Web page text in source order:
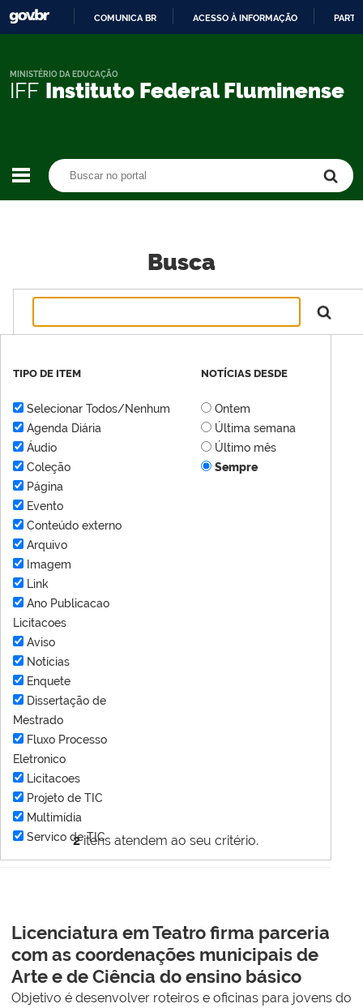
CONTEÚDO
COMUNICA BR ACESSO À INFORMAÇÃO
IFF Instituto Federal Fluminense
MINISTÉRIO DA EDUCAÇÃO
Busca
2itens atendem ao seu critério.
TIPO DE ITEM
Selecionar Todos/Nenhum
Agenda Diária
Áudio
Coleção
Página
Evento
Conteúdo externo
Arquivo
Imagem
Link
Ano Publicacao
Licitacoes
Aviso
Notícias
Enquete
Dissertação de
Mestrado
Fluxo Processo
Eletronico
Licitacoes
Projeto de TIC
Multimídia
Servico de TIC
NOTÍCIAS DESDE
Ontem
Última semana
Último mês
Sempre
Licenciatura em Teatro firma parceria
com as coordenações municipais de
Arte e de Ciência do ensino básico
Objetivo é desenvolver roteiros e oficinas para jovens do